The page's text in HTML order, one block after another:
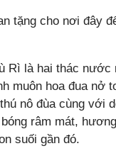
tặng cho nơi đây
Rì là hai thác
muôn hoa đua nở
nô đùa cùng với
râm mát,
suối gần đó.